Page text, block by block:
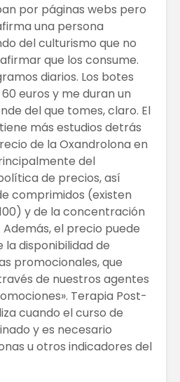
por páginas webs pero
una persona
del culturismo que no
que los consume.
diarios. Los botes
euros y me duran un
del que tomes, claro. El
más estudios detrás
de la Oxandrolona en
del
de precios, así
comprimidos (existen
y de la concentración
el precio puede
la disponibilidad de
promocionales, que
de nuestros agentes
Terapia Post-
cuando el curso de
y es necesario
u otros indicadores del